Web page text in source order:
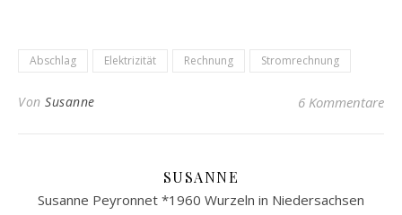
Abschlag Elektrizität Rechnung Stromrechnung
Von Susanne 6 Kommentare
SUSANNE
Susanne Peyronnet *1960 Wurzeln in Niedersachsen